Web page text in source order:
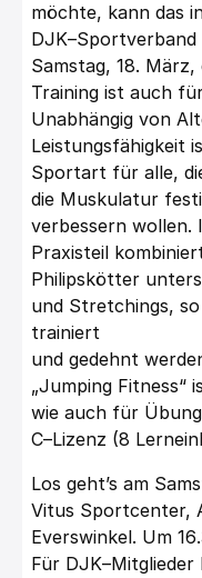
möchte, kann das
DJK–Sportverband
Samstag, 18. März,
Training ist auch
Unabhängig von
Leistungsfähigkeit
Sportart für alle,
die Muskulatur
verbessern wollen.
Praxisteil
Philipskötter
und Stretchings,
trainiert
und gedehnt
„Jumping Fitness“
wie auch für
C–Lizenz (8
Los geht’s am
Vitus Sportcenter,
Everswinkel. Um 16
Für DJK–Mitglieder